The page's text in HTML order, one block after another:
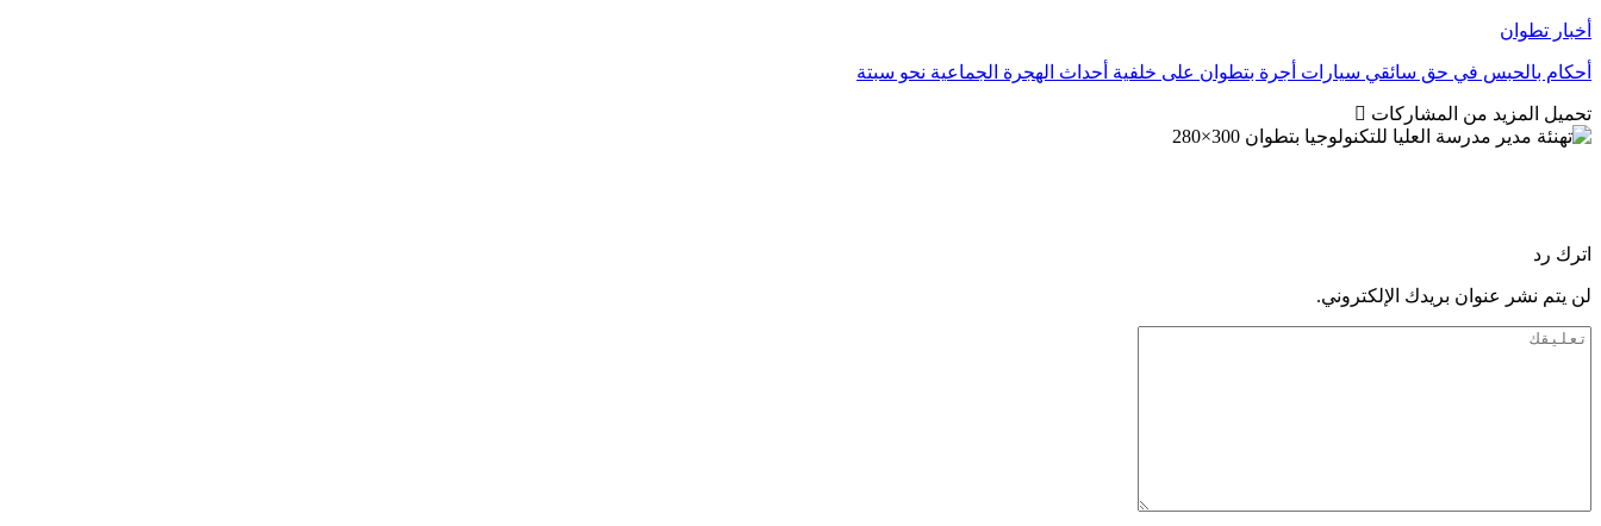
أخبار تطوان
أحكام بالحبس في حق سائقي سيارات أجرة بتطوان على خلفية أحداث الهجرة الجماعية نحو سبتة
تحميل المزيد من المشاركات
اترك رد
لن يتم نشر عنوان بريدك الإلكتروني.